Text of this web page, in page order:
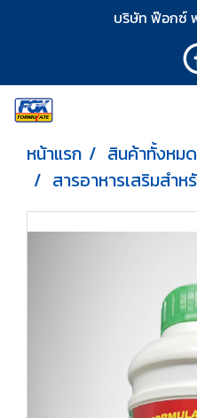
บริษัท ฟ๊อกซ์
หน้าแรก
สินค้าทั้งหมด
สารอาหารเสริมสำ